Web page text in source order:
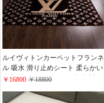
ルイヴィトンカーペットフランネ
ル 吸水 滑り止めシート 柔らかい
防音 洗える LV マット 床暖房対
トカーペット欧米風
￥16800￥18800